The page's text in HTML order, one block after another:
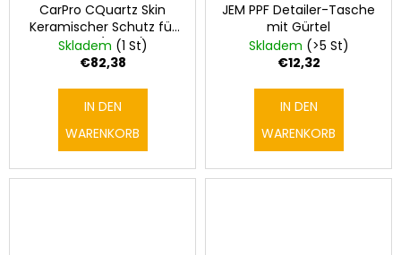
CarPro CQuartz Skin
Keramischer Schutz für
Folien (50 ml)
Skladem (1 St)
€82,38
IN DEN
WARENKORB
JEM PPF Detailer-Tasche
mit Gürtel
Skladem (>5 St)
€12,32
IN DEN
WARENKORB